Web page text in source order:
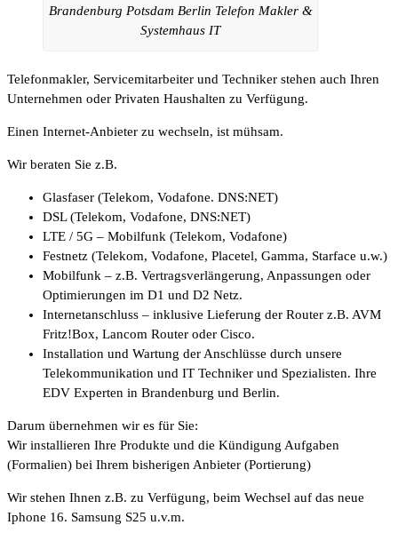
Brandenburg Potsdam Berlin Telefon Makler &
Systemhaus IT
Telefonmakler, Servicemitarbeiter und Techniker stehen auch Ihren
Unternehmen oder Privaten Haushalten zu Verfügung.
Einen Internet-Anbieter zu wechseln, ist mühsam.
Wir beraten Sie z.B.
Glasfaser (Telekom, Vodafone. DNS:NET)
DSL (Telekom, Vodafone, DNS:NET)
LTE / 5G – Mobilfunk (Telekom, Vodafone)
Festnetz (Telekom, Vodafone, Placetel, Gamma, Starface u.w.)
Mobilfunk – z.B. Vertragsverlängerung, Anpassungen oder
Optimierungen im D1 und D2 Netz.
Internetanschluss – inklusive Lieferung der Router z.B. AVM
Fritz!Box, Lancom Router oder Cisco.
Installation und Wartung der Anschlüsse durch unsere
Telekommunikation und IT Techniker und Spezialisten. Ihre
EDV Experten in Brandenburg und Berlin.
Darum übernehmen wir es für Sie:
Wir installieren Ihre Produkte und die Kündigung Aufgaben
(Formalien) bei Ihrem bisherigen Anbieter (Portierung)
Wir stehen Ihnen z.B. zu Verfügung, beim Wechsel auf das neue
Iphone 16. Samsung S25 u.v.m.